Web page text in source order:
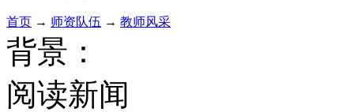
首页 → 师资队伍 → 教师风采
背景：
阅读新闻